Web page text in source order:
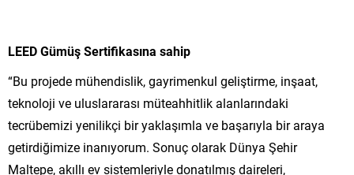
LEED Gümüş Sertifikasına sahip
“Bu projede mühendislik, gayrimenkul geliştirme, inşaat,
teknoloji ve uluslararası müteahhitlik alanlarındaki
tecrübemizi yenilikçi bir yaklaşımla ve başarıyla bir araya
getirdiğimize inanıyorum. Sonuç olarak Dünya Şehir
Maltepe, akıllı ev sistemleriyle donatılmış daireleri,